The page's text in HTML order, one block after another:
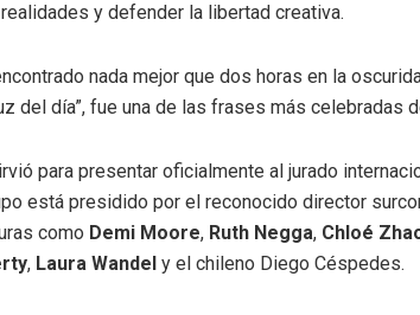
y defender la libertad creativa.
nada mejor que dos horas en la
del día”, fue una de las frases más celebradas
para presentar oficialmente al jurado
está presidido por el reconocido director
como Demi Moore, Ruth Negga, Chloé
, Laura Wandel y el chileno Diego Céspedes.